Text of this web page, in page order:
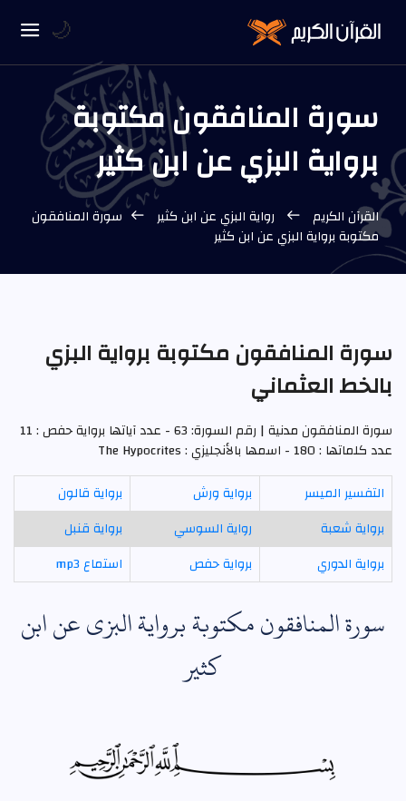
سورة المنافقون مكتوبة
برواية البزي عن ابن كثير
القرآن الكريم رواية البزي عن ابن كثير
سورة المنافقون
مكتوبة برواية البزي عن ابن كثير
سورة المنافقون مكتوبة برواية البزي
بالخط العثماني
سورة المنافقون مدنية | رقم السورة: 63 - عدد آياتها برواية حفص : 11
عدد كلماتها : 180 - اسمها بالأنجليزي : The Hypocrites
التفسير الميسر
برواية ورش
برواية قالون
برواية شعبة
رواية السوسي
برواية قنبل
برواية الدوري
برواية حفص استماع mp3
سورة المنافقون مكتوبة برواية البزي عن ابن
كثير
🌙